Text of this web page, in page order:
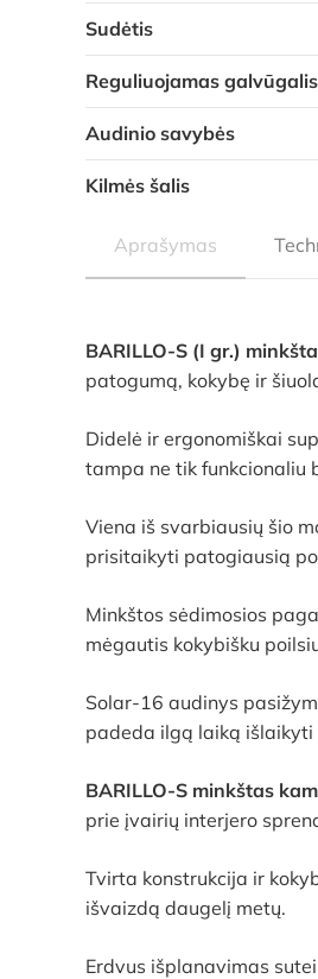
Sudėtis
Reguliuojamas galvūgalis
Audinio savybės
Kilmės šalis
Aprašymas
BARILLO-S (I gr.)
patogumą, kokybę ir
Didelė ir ergonomiškai
tampa ne tik funkcionaliu
Viena iš svarbiausių šio
prisitaikyti patogiausią
Minkštos sėdimosios
mėgautis kokybišku
Solar-16 audinys
padeda ilgą laiką
BARILLO-S minkštas
prie įvairių interjero
Tvirta konstrukcija ir
išvaizdą daugelį metų.
Erdvus išplanavimas